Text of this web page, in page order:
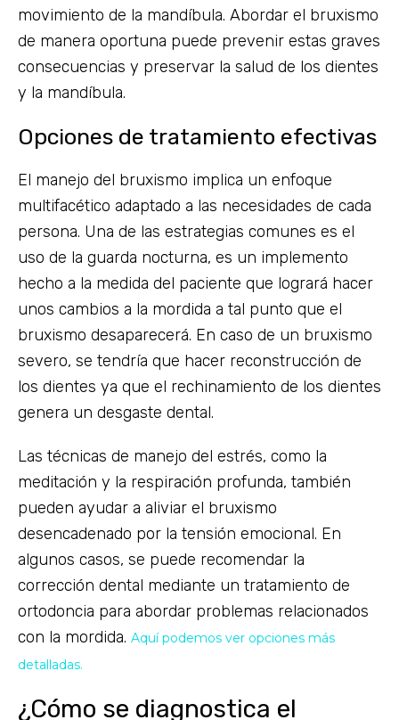
movimiento de la mandíbula. Abordar el bruxismo
de manera oportuna puede prevenir estas graves
consecuencias y preservar la salud de los dientes
y la mandíbula.
Opciones de tratamiento efectivas
El manejo del bruxismo implica un enfoque
multifacético adaptado a las necesidades de cada
persona. Una de las estrategias comunes es el
uso de la guarda nocturna, es un implemento
hecho a la medida del paciente que logrará hacer
unos cambios a la mordida a tal punto que el
bruxismo desaparecerá. En caso de un bruxismo
severo, se tendría que hacer reconstrucción de
los dientes ya que el rechinamiento de los dientes
genera un desgaste dental.
Las técnicas de manejo del estrés, como la
meditación y la respiración profunda, también
pueden ayudar a aliviar el bruxismo
desencadenado por la tensión emocional. En
algunos casos, se puede recomendar la
corrección dental mediante un tratamiento de
ortodoncia para abordar problemas relacionados
con la mordida. Aquí podemos ver opciones más
detalladas.
¿Cómo se diagnostica el